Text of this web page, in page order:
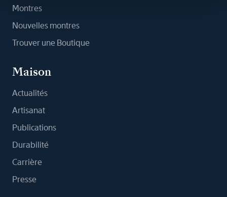
Montres
Nouvelles montres
Trouver une Boutique
Maison
Actualités
Artisanat
Publications
Durabilité
Carrière
Presse